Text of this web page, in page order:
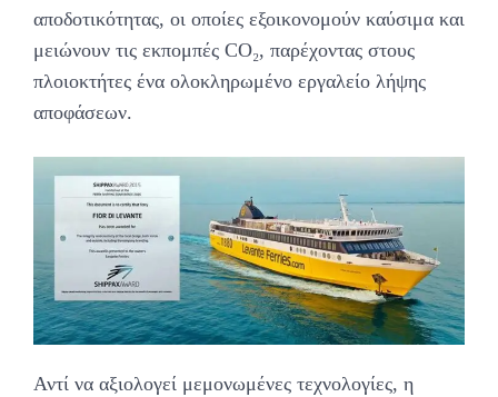
αποδοτικότητας, οι οποίες εξοικονομούν καύσιμα και
μειώνουν τις εκπομπές CO₂, παρέχοντας στους
πλοιοκτήτες ένα ολοκληρωμένο εργαλείο λήψης
αποφάσεων.
Αντί να αξιολογεί μεμονωμένες τεχνολογίες, η